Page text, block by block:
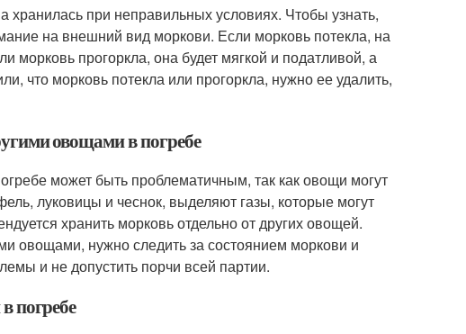
хранилась при неправильных условиях. Чтобы узнать,
на внешний вид моркови. Если морковь потекла, на
морковь прогоркла, она будет мягкой и податливой, а
что морковь потекла или прогоркла, нужно ее удалить,
овощами в погребе
может быть проблематичным, так как овощи могут
луковицы и чеснок, выделяют газы, которые могут
хранить морковь отдельно от других овощей.
овощами, нужно следить за состоянием моркови и
и не допустить порчи всей партии.
погребе